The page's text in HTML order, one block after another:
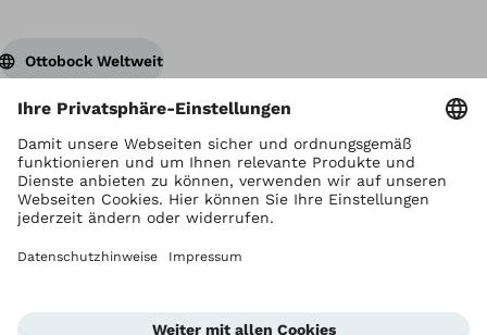
Ottobock Weltweit
Urheberrecht liegt bei Ottobock
Datenschutzeinstellungen
Datenschutzhinweise
Nutzungsbedingungen